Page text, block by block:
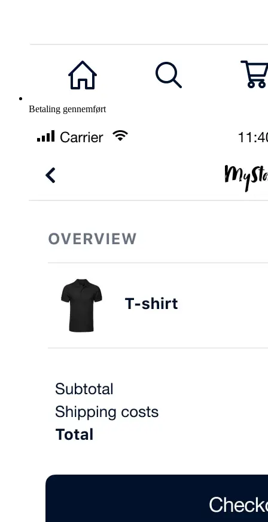
Betaling gennemført